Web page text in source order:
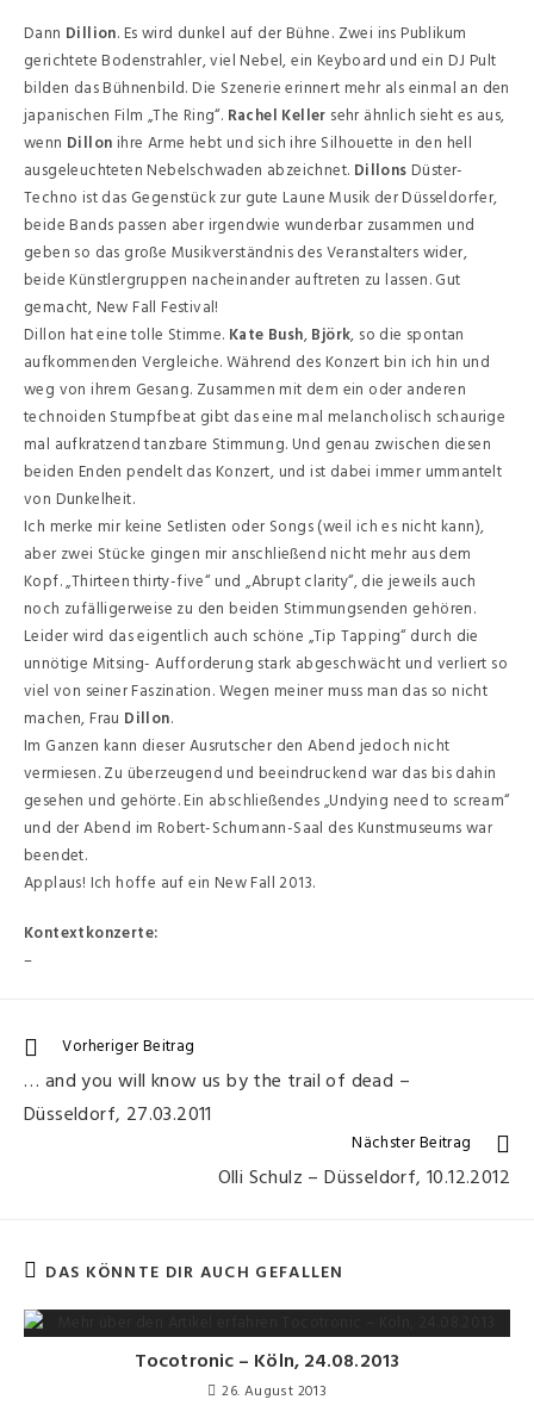
Dann Dillion. Es wird dunkel auf der Bühne. Zwei ins Publikum
gerichtete Bodenstrahler, viel Nebel, ein Keyboard und ein DJ Pult
bilden das Bühnenbild. Die Szenerie erinnert mehr als einmal an den
japanischen Film „The Ring“. Rachel Keller sehr ähnlich sieht es aus,
wenn Dillon ihre Arme hebt und sich ihre Silhouette in den hell
ausgeleuchteten Nebelschwaden abzeichnet. Dillons Düster-
Techno ist das Gegenstück zur gute Laune Musik der Düsseldorfer,
beide Bands passen aber irgendwie wunderbar zusammen und
geben so das große Musikverständnis des Veranstalters wider,
beide Künstlergruppen nacheinander auftreten zu lassen. Gut
gemacht, New Fall Festival!
Dillon hat eine tolle Stimme. Kate Bush,Björk, so die spontan
aufkommenden Vergleiche. Während des Konzert bin ich hin und
weg von ihrem Gesang. Zusammen mit dem ein oder anderen
technoiden Stumpfbeat gibt das eine mal melancholisch schaurige
mal aufkratzend tanzbare Stimmung. Und genau zwischen diesen
beiden Enden pendelt das Konzert, und ist dabei immer ummantelt
von Dunkelheit.
Ich merke mir keine Setlisten oder Songs (weil ich es nicht kann),
aber zwei Stücke gingen mir anschließend nicht mehr aus dem
Kopf. „Thirteen thirty-five“ und „Abrupt clarity“, die jeweils auch
noch zufälligerweise zu den beiden Stimmungsenden gehören.
Leider wird das eigentlich auch schöne „Tip Tapping“ durch die
unnötige Mitsing- Aufforderung stark abgeschwächt und verliert so
viel von seiner Faszination. Wegen meiner muss man das so nicht
machen, Frau Dillon.
Im Ganzen kann dieser Ausrutscher den Abend jedoch nicht
vermiesen. Zu überzeugend und beeindruckend war das bis dahin
gesehen und gehörte. Ein abschließendes „Undying need to scream“
und der Abend im Robert-Schumann-Saal des Kunstmuseums war
beendet.
Applaus! Ich hoffe auf ein New Fall 2013.
Kontextkonzerte:
–
Vorheriger Beitrag
… and you will know us by the trail of dead –
Düsseldorf, 27.03.2011
Nächster Beitrag
Olli Schulz – Düsseldorf, 10.12.2012
DAS KÖNNTE DIR AUCH GEFALLEN
Tocotronic – Köln, 24.08.2013
26. August 2013